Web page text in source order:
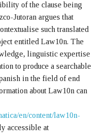
of the clause being
Jutoran argues that
such translated
entitled Law10n. The
linguistic expertise
to produce a searchable
in the field of end
about Law10n can
en/content/law10n-
accessible at